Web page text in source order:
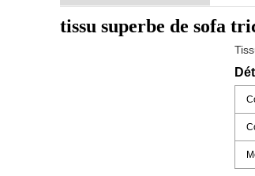
tissu superbe de sofa